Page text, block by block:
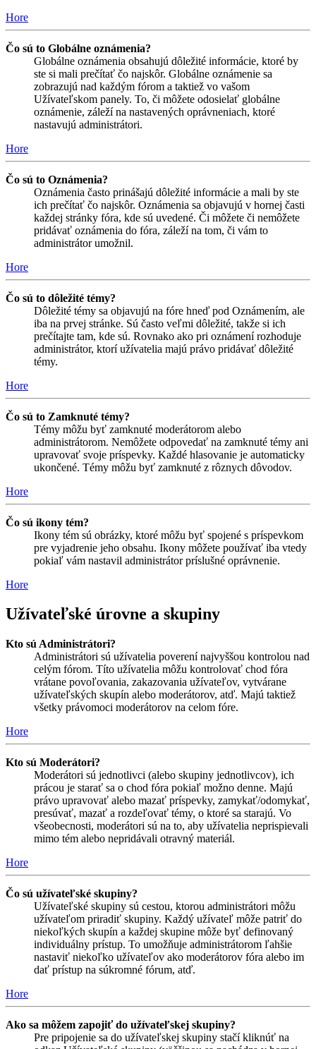
Hore
Čo sú to Globálne oznámenia?
Globálne oznámenia obsahujú dôležité informácie, ktoré by
ste si mali prečítať čo najskôr. Globálne oznámenie sa
zobrazujú nad každým fórom a taktiež vo vašom
Užívateľskom panely. To, či môžete odosielať globálne
oznámenie, záleží na nastavených oprávneniach, ktoré
nastavujú administrátori.
Hore
Čo sú to Oznámenia?
Oznámenia často prinášajú dôležité informácie a mali by ste
ich prečítať čo najskôr. Oznámenia sa objavujú v hornej časti
každej stránky fóra, kde sú uvedené. Či môžete či nemôžete
pridávať oznámenia do fóra, záleží na tom, či vám to
administrátor umožnil.
Hore
Čo sú to dôležité témy?
Dôležité témy sa objavujú na fóre hneď pod Oznámením, ale
iba na prvej stránke. Sú často veľmi dôležité, takže si ich
prečítajte tam, kde sú. Rovnako ako pri oznámení rozhoduje
administrátor, ktorí užívatelia majú právo pridávať dôležité
témy.
Hore
Čo sú to Zamknuté témy?
Témy môžu byť zamknuté moderátorom alebo
administrátorom. Nemôžete odpovedať na zamknuté témy ani
upravovať svoje príspevky. Každé hlasovanie je automaticky
ukončené. Témy môžu byť zamknuté z rôznych dôvodov.
Hore
Čo sú ikony tém?
Ikony tém sú obrázky, ktoré môžu byť spojené s príspevkom
pre vyjadrenie jeho obsahu. Ikony môžete používať iba vtedy
pokiaľ vám nastavil administrátor príslušné oprávnenie.
Hore
Užívateľské úrovne a skupiny
Kto sú Administrátori?
Administrátori sú užívatelia poverení najvyššou kontrolou nad
celým fórom. Títo užívatelia môžu kontrolovať chod fóra
vrátane povoľovania, zakazovania užívateľov, vytvárane
užívateľských skupín alebo moderátorov, atď. Majú taktiež
všetky právomoci moderátorov na celom fóre.
Hore
Kto sú Moderátori?
Moderátori sú jednotlivci (alebo skupiny jednotlivcov), ich
prácou je starať sa o chod fóra pokiaľ možno denne. Majú
právo upravovať alebo mazať príspevky, zamykať/odomykať,
presúvať, mazať a rozdeľovať témy, o ktoré sa starajú. Vo
všeobecnosti, moderátori sú na to, aby užívatelia neprispievali
mimo tém alebo nepridávali otravný materiál.
Hore
Čo sú užívateľské skupiny?
Užívateľské skupiny sú cestou, ktorou administrátori môžu
užívateľom priradiť skupiny. Každý užívateľ môže patriť do
niekoľkých skupín a každej skupine môže byť definovaný
individuálny prístup. To umožňuje administrátorom ľahšie
nastaviť niekoľko užívateľov ako moderátorov fóra alebo im
dať prístup na súkromné fórum, atď.
Hore
Ako sa môžem zapojiť do užívateľskej skupiny?
Pre pripojenie sa do užívateľskej skupiny stačí kliknúť na